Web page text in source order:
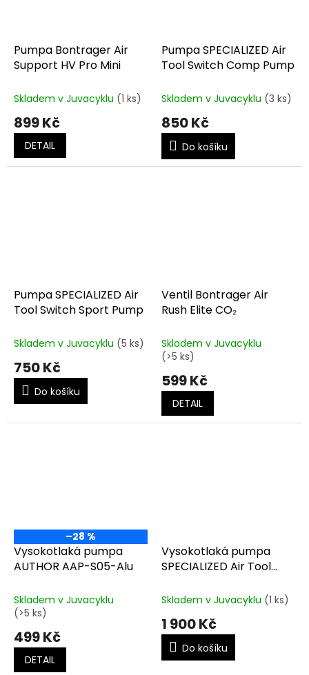
Pumpa Bontrager Air
Support HV Pro Mini
Skladem v Juvacyklu (1 ks)
899 Kč
DETAIL
Pumpa SPECIALIZED Air
Tool Switch Comp Pump
Skladem v Juvacyklu (3 ks)
850 Kč
Do košíku
Pumpa SPECIALIZED Air
Tool Switch Sport Pump
Skladem v Juvacyklu (5 ks)
750 Kč
Do košíku
Ventil Bontrager Air
Rush Elite CO₂
Skladem v Juvacyklu
(>5 ks)
599 Kč
DETAIL
–28 %
Vysokotlaká pumpa
AUTHOR AAP-S05-Alu
Skladem v Juvacyklu
(>5 ks)
499 Kč
DETAIL
Vysokotlaká pumpa
SPECIALIZED Air Tool
Skladem v Juvacyklu (1 ks)
1 900 Kč
Do košíku